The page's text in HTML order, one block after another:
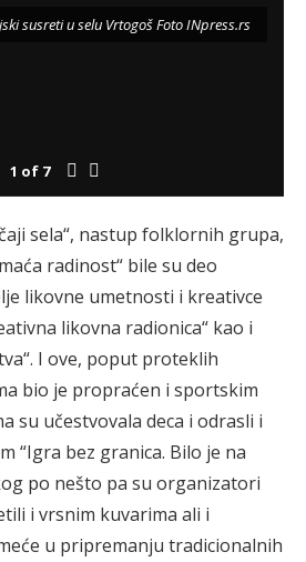
susreti u selu Vrtogoš Foto INpress.rs
1 of 7
sela“, nastup folklornih grupa,
radinost“ bile su deo
likovne umetnosti i kreativce
likovna radionica“ kao i
I ove, poput proteklih
bio je propraćen i sportskim
su učestvovala deca i odrasli i
“Igra bez granica. Bilo je na
po nešto pa su organizatori
i vrsnim kuvarima ali i
u pripremanju tradicionalnih